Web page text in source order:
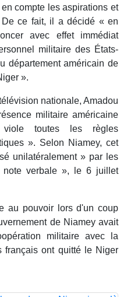
compte les aspirations et
ce fait, il a décidé « en
avec effet immédiat
militaire des États-
département américain de
».
nationale, Amadou
militaire américaine
toutes les règles
». Selon Niamey, cet
unilatéralement » par les
note verbale », le 6 juillet
au pouvoir lors d'un coup
de Niamey avait
militaire avec la
français ont quitté le Niger